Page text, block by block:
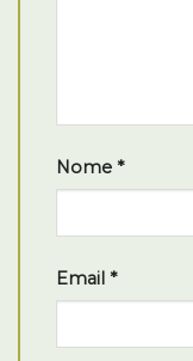
Nome *
Email *